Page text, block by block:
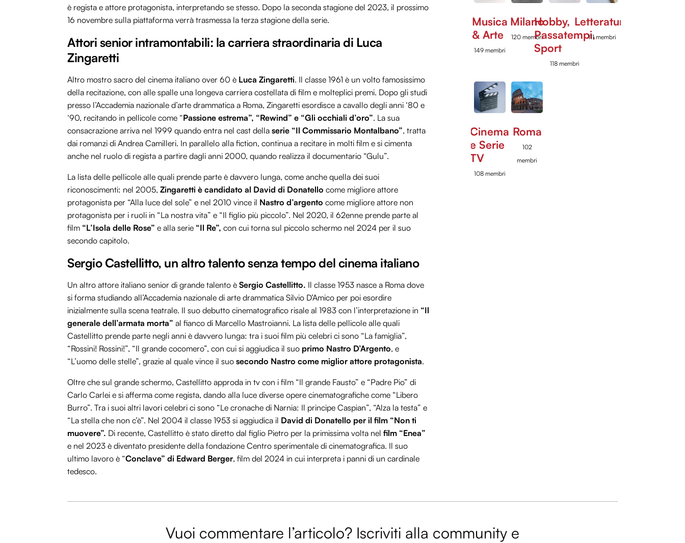
è regista e attore protagonista, interpretando se stesso. Dopo la seconda stagione del 2023, il prossimo
16 novembre sulla piattaforma verrà trasmessa la terza stagione della serie.
Attori senior intramontabili: la carriera straordinaria di Luca
Zingaretti
Altro mostro sacro del cinema italiano over 60 è Luca Zingaretti. Il classe 1961 è un volto famosissimo
della recitazione, con alle spalle una longeva carriera costellata di film e molteplici premi. Dopo gli studi
presso l’Accademia nazionale d’arte drammatica a Roma, Zingaretti esordisce a cavallo degli anni ‘80 e
‘90, recitando in pellicole come “Passione estrema”, “Rewind” e “Gli occhiali d’oro”. La sua
consacrazione arriva nel 1999 quando entra nel cast della serie “Il Commissario Montalbano”, tratta
dai romanzi di Andrea Camilleri. In parallelo alla fiction, continua a recitare in molti film e si cimenta
anche nel ruolo di regista a partire dagli anni 2000, quando realizza il documentario “Gulu”.
La lista delle pellicole alle quali prende parte è davvero lunga, come anche quella dei suoi
riconoscimenti: nel 2005, Zingaretti è candidato al David di Donatello come migliore attore
protagonista per “Alla luce del sole” e nel 2010 vince il Nastro d’argento come migliore attore non
protagonista per i ruoli in “La nostra vita” e “Il figlio più piccolo”. Nel 2020, il 62enne prende parte al
film “L’Isola delle Rose” e alla serie “Il Re”, con cui torna sul piccolo schermo nel 2024 per il suo
secondo capitolo.
Sergio Castellitto, un altro talento senza tempo del cinema italiano
Un altro attore italiano senior di grande talento è Sergio Castellitto. Il classe 1953 nasce a Roma dove
si forma studiando all’Accademia nazionale di arte drammatica Silvio D’Amico per poi esordire
inizialmente sulla scena teatrale. Il suo debutto cinematografico risale al 1983 con l’interpretazione in “Il
generale dell’armata morta” al fianco di Marcello Mastroianni. La lista delle pellicole alle quali
Castellitto prende parte negli anni è davvero lunga: tra i suoi film più celebri ci sono “La famiglia”,
“Rossini! Rossini!”, “Il grande cocomero”, con cui si aggiudica il suo primo Nastro D’Argento, e
“L’uomo delle stelle”, grazie al quale vince il suo secondo Nastro come miglior attore protagonista.
Oltre che sul grande schermo, Castellitto approda in tv con i film “Il grande Fausto” e “Padre Pio” di
Carlo Carlei e si afferma come regista, dando alla luce diverse opere cinematografiche come “Libero
Burro”. Tra i suoi altri lavori celebri ci sono “Le cronache di Narnia: Il principe Caspian”, “Alza la testa” e
“La stella che non c’è”. Nel 2004 il classe 1953 si aggiudica il David di Donatello per il film “Non ti
muovere”. Di recente, Castellitto è stato diretto dal figlio Pietro per la primissima volta nel film “Enea”
e nel 2023 è diventato presidente della fondazione Centro sperimentale di cinematografica. Il suo
ultimo lavoro è “Conclave” di Edward Berger, film del 2024 in cui interpreta i panni di un cardinale
tedesco.
Musica
& Arte
149 membri
Milano
120 membri
Hobby,
Passatempi,
Sport
118 membri
Letteratura
111 membri
Cinema
e Serie
TV
108 membri
Roma
102
membri
Vuoi commentare l’articolo? Iscriviti alla community e